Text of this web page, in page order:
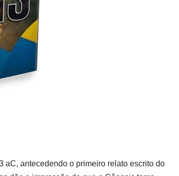
aC, antecedendo o primeiro relato escrito do